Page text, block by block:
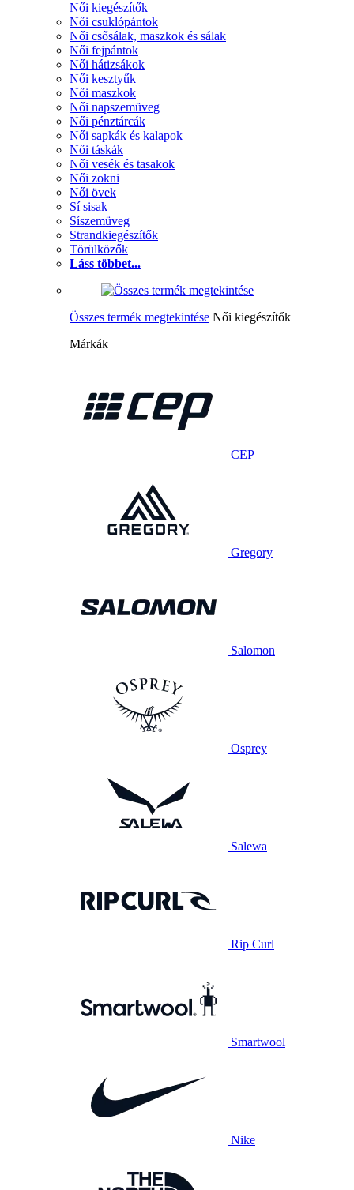
Női kiegészítők
Női csuklópántok
Női csősálak, maszkok és sálak
Női fejpántok
Női hátizsákok
Női kesztyűk
Női maszkok
Női napszemüveg
Női pénztárcák
Női sapkák és kalapok
Női táskák
Női vesék és tasakok
Női zokni
Női övek
Sí sisak
Síszemüveg
Strandkiegészítők
Törülközők
Láss többet...
Összes termék megtekintése Női kiegészítők
Márkák
CEP
Gregory
Salomon
Osprey
Salewa
Rip Curl
Smartwool
Nike